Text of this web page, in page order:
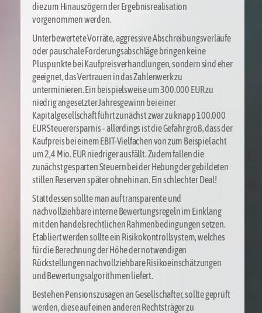
die zum Hinauszögern der Ergebnisrealisation
vorgenommen werden.
Unterbewertete Vorräte, aggressive Abschreibungsverläufe
oder pauschale Forderungsabschläge bringen keine
Pluspunkte bei Kaufpreisverhandlungen, sondern sind eher
geeignet, das Vertrauen in das Zahlenwerk zu
unterminieren. Ein beispielsweise um 300.000 EUR zu
niedrig angesetzter Jahresgewinn bei einer
Kapitalgesellschaft führt zunächst zwar zu knapp 100.000
EUR Steuerersparnis – allerdings ist die Gefahr groß, dass der
Kaufpreis bei einem EBIT-Vielfachen von zum Beispiel acht
um 2,4 Mio. EUR niedriger ausfällt. Zudem fallen die
zunächst gesparten Steuern bei der Hebung der gebildeten
stillen Reserven später ohnehin an. Ein schlechter Deal!
Stattdessen sollte man auf transparente und
nachvollziehbare interne Bewertungsregeln im Einklang
mit den handelsrechtlichen Rahmenbedingungen setzen.
Etabliert werden sollte ein Risikokontrollsystem, welches
für die Berechnung der Höhe der notwendigen
Rückstellungen nachvollziehbare Risikoeinschätzungen
und Bewertungsalgorithmen liefert.
Bestehen Pensionszusagen an Gesellschafter, sollte geprüft
werden, diese auf einen anderen Rechtsträger zu